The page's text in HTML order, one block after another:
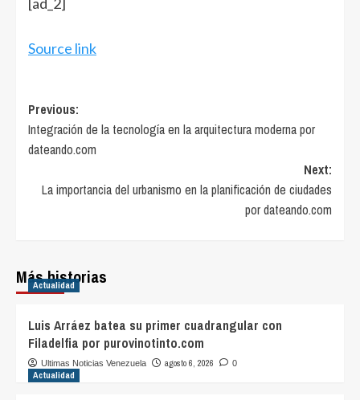
Source link
Post
navigation
Previous:
Integración de la tecnología en la arquitectura moderna por
dateando.com
Next:
La importancia del urbanismo en la planificación de ciudades
por dateando.com
Más historias
Actualidad
Luis Arráez batea su primer cuadrangular con
Filadelfia por purovinotinto.com
Ultimas Noticias Venezuela agosto 6, 2026 0
Actualidad